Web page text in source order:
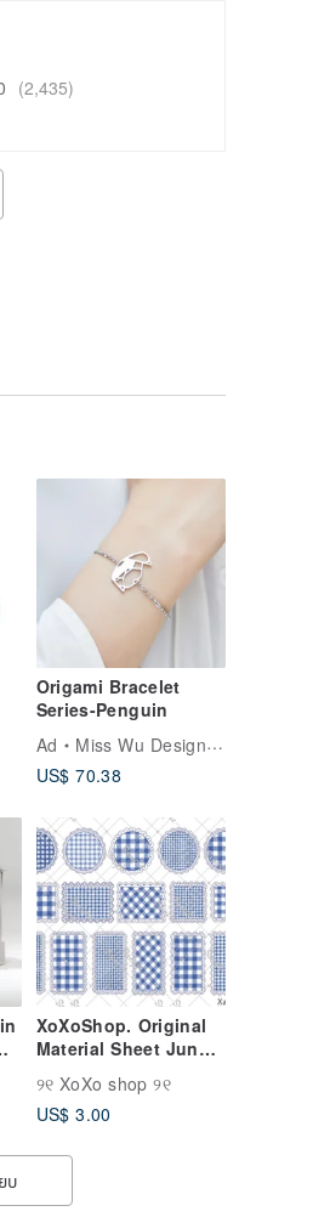
(2,435)
Origami Bracelet
Series-Penguin
Ad
Miss Wu Design | เครื่องประดับ 3D สั่งทำพิเศษ
US$ 70.38
XoXoShop. Original
Material Sheet June
2026 New Arrival
୨୧ XoXo shop ୨୧
US$ 3.00
บ